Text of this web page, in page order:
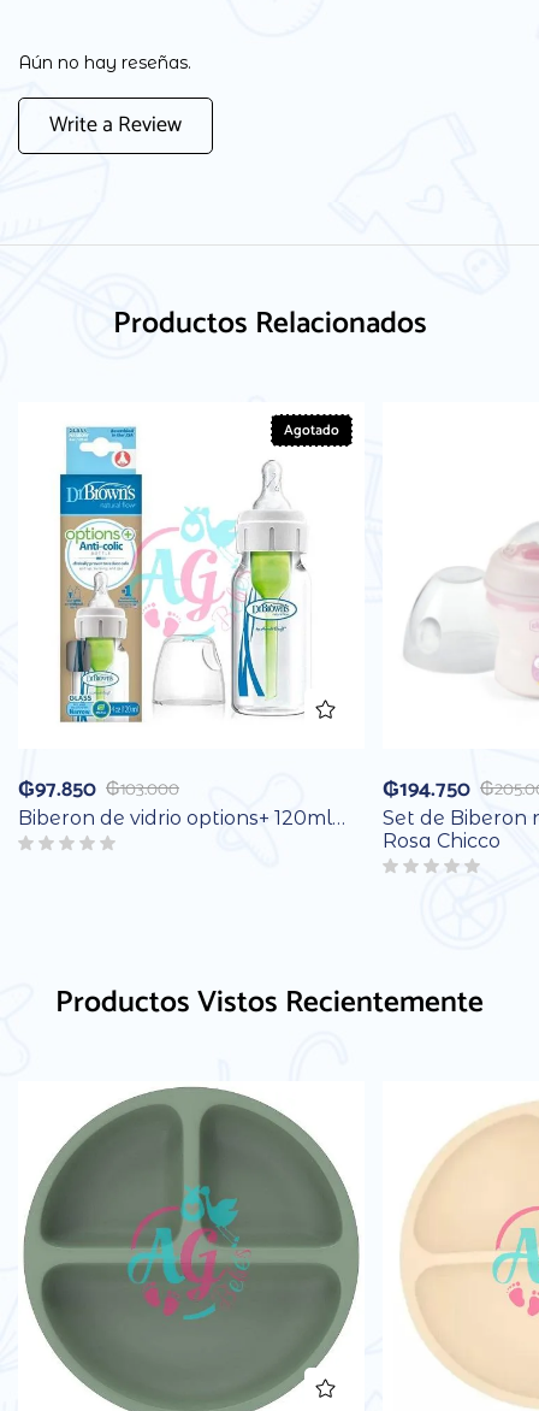
Aún no hay reseñas.
Write a Review
Productos Relacionados
Agotado
₲103.000
₲97.850
Biberon de vidrio options+ 120ml…
₲
₲194.750
Set de Biberon
Rosa Chicco
Productos Vistos Recientemente